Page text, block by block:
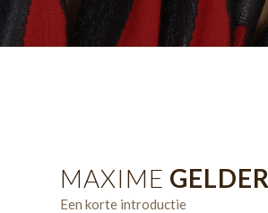
MAXIME
Een korte introductie